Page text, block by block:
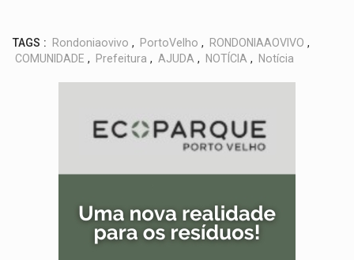
TAGS : Rondoniaovivo , PortoVelho , RONDONIAAOVIVO ,
COMUNIDADE , Prefeitura , AJUDA , NOTÍCIA , Notícia